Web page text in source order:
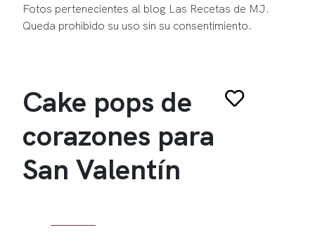
Fotos pertenecientes al blog Las Recetas de MJ.
Queda prohibido su uso sin su consentimiento.
Cake pops de
corazones para
San Valentín